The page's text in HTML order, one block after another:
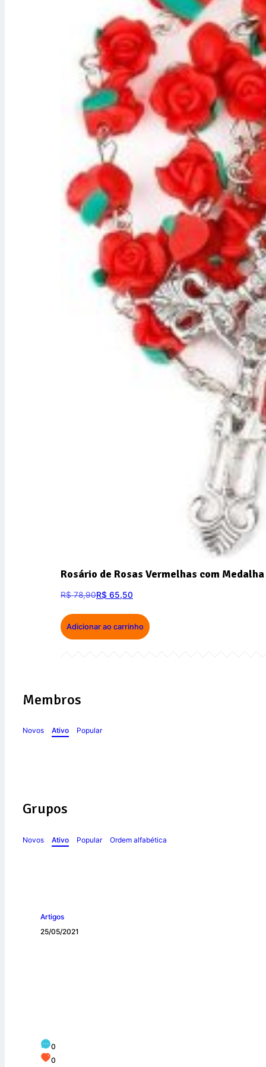
Rosário de Rosas Vermelhas com
R$78,90R$ 65,50
Adicionar ao carrinho
Membros
Novos Ativo Popular
Grupos
Novos Ativo Popular Ordem alfabética
Artigos
25/05/2021
0
0